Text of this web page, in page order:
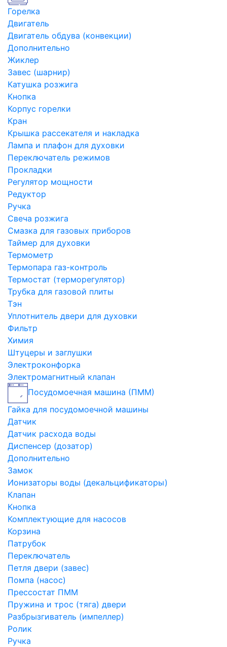
Горелка
Двигатель
Двигатель обдува (конвекции)
Дополнительно
Жиклер
Завес (шарнир)
Катушка розжига
Кнопка
Корпус горелки
Кран
Крышка рассекателя и накладка
Лампа и плафон для духовки
Переключатель режимов
Прокладки
Регулятор мощности
Редуктор
Ручка
Свеча розжига
Смазка для газовых приборов
Таймер для духовки
Термометр
Термопара газ-контроль
Термостат (терморегулятор)
Трубка для газовой плиты
Тэн
Уплотнитель двери для духовки
Фильтр
Химия
Штуцеры и заглушки
Электроконфорка
Электромагнитный клапан
Посудомоечная машина (ПММ)
Гайка для посудомоечной машины
Датчик
Датчик расхода воды
Диспенсер (дозатор)
Дополнительно
Замок
Ионизаторы воды (декальцификаторы)
Клапан
Кнопка
Комплектующие для насосов
Корзина
Патрубок
Переключатель
Петля двери (завес)
Помпа (насос)
Преcсостат ПММ
Пружина и трос (тяга) двери
Разбрызгиватель (импеллер)
Ролик
Ручка